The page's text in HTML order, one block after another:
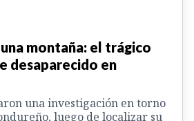
montaña: el trágico
desaparecido en
una investigación en torno
luego de localizar su